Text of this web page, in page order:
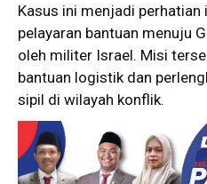
Kasus ini menjadi
pelayaran bantuan menuju
oleh militer Israel. Misi
bantuan logistik dan
sipil di wilayah konflik.